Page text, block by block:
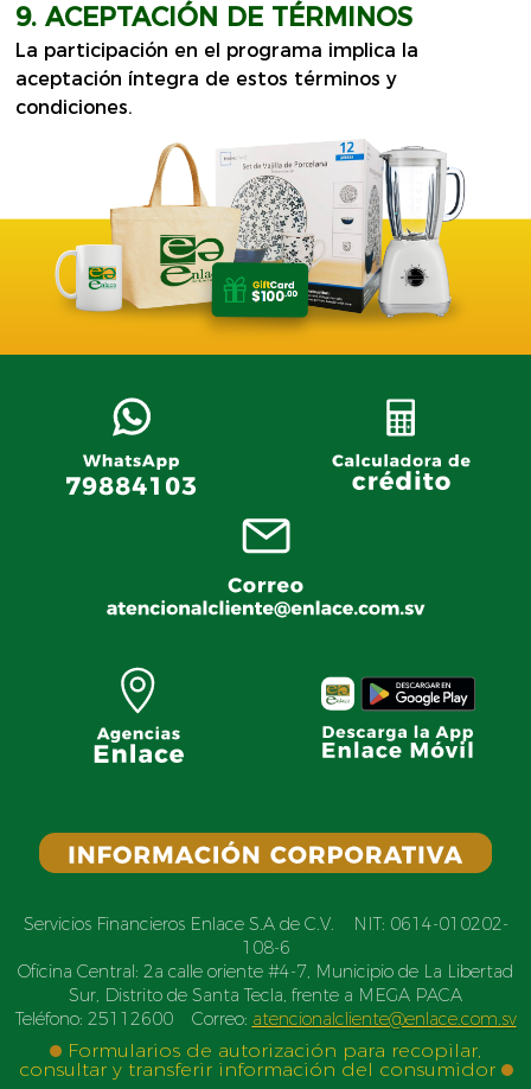
9. ACEPTACIÓN DE TÉRMINOS
La participación en el programa implica la
aceptación íntegra de estos términos y
condiciones.
Servicios Financieros Enlace S.A de C.V. NIT: 0614-010202-
108-6
Oficina Central: 2a calle oriente #4-7, Municipio de La Libertad
Sur, Distrito de Santa Tecla, frente a MEGA PACA
Teléfono: 25112600 Correo: atencionalcliente@enlace.com.sv
Formularios de autorización para recopilar,
consultar y transferir información del consumidor